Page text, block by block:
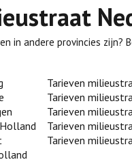
in andere provincies
Tarieven
Tarieven
Tarieven
Tarieven
Tarieven